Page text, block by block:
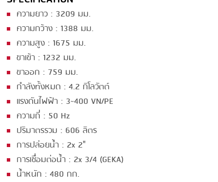
SLICING
SMOKING
STEAMING
TRAY DENESTER
TRAY FORMING
TUMBLING
VACUUM PACKING
VACUUM STUFFING
WASHING
ความยาว : 3209 มม.
ความกว้าง : 1388 มม.
ความสูง : 1675 มม.
ขาเข้า : 1232 มม.
ขาออก : 759 มม.
กำลังทั้งหมด : 4.2 กิโลวัตต์
แรงดันไฟฟ้า : 3~400 VN/PE
ความถี่ : 50 Hz
ปริมาตรรวม : 606 ลิตร
การปล่อยน้ำ : 2x 2"
การเชื่อมต่อน้ำ : 2x 3/4 (GEKA)
น้ำหนัก : 480 กก.